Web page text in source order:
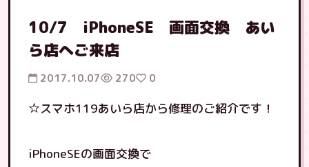
10/7 iPhoneSE 画面交換 あい
ら店へご来店
2017.10.07 270 0
☆スマホ119あいら店から修理のご紹介です！
iPhoneSEの画面交換で